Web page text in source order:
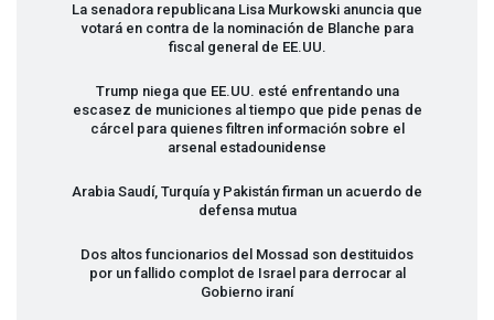
La senadora republicana Lisa Murkowski anuncia que
votará en contra de la nominación de Blanche para
fiscal general de EE.UU.
Trump niega que EE.UU. esté enfrentando una
escasez de municiones al tiempo que pide penas de
cárcel para quienes filtren información sobre el
arsenal estadounidense
Arabia Saudí, Turquía y Pakistán firman un acuerdo de
defensa mutua
Dos altos funcionarios del Mossad son destituidos
por un fallido complot de Israel para derrocar al
Gobierno iraní